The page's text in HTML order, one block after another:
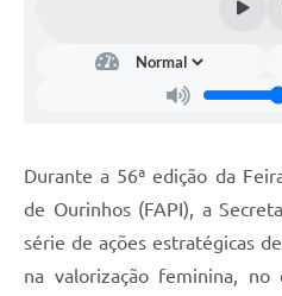
Durante a 56ª edição da
de Ourinhos (FAPI), a
série de ações estratégicas
na valorização feminina,